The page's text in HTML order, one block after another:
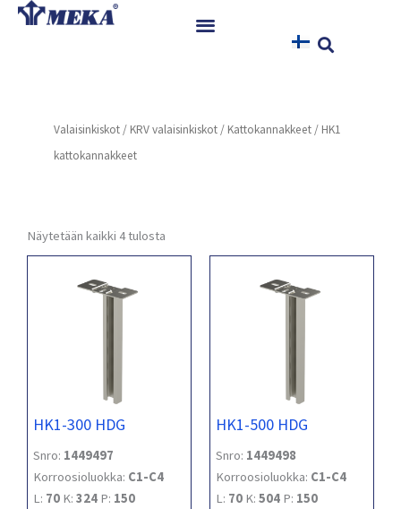
Siirry
Referenssit
Uutiset
Yhteystiedot
Valaisinkiskot / KRV valaisinkiskot / Kattokannakkeet / HK1
kattokannakkeet
Näytetään kaikki 4 tulosta
HK1-300 HDG
Snro: 1449497
Korroosioluokka: C1-C4
L: 70 K: 324 P: 150
HK1-500 HDG
Snro: 1449498
Korroosioluokka: C1-C4
L: 70 K: 504 P: 150